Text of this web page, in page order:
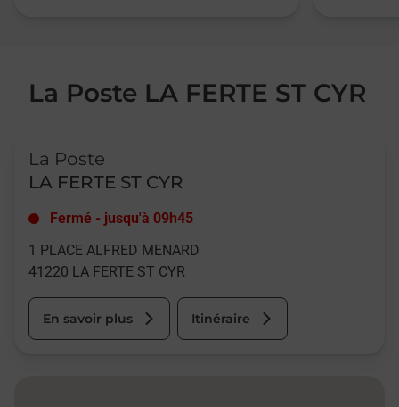
La Poste LA FERTE ST CYR
La Poste
LA FERTE ST CYR
Fermé - jusqu'à 09h45
1 PLACE ALFRED MENARD
41220 LA FERTE ST CYR
En savoir plus Itinéraire